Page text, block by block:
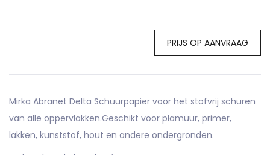
PRIJS OP AANVRAAG
Mirka Abranet Delta Schuurpapier voor het stofvrij schuren
van alle oppervlakken.Geschikt voor plamuur, primer,
lakken, kunststof, hout en andere ondergronden.